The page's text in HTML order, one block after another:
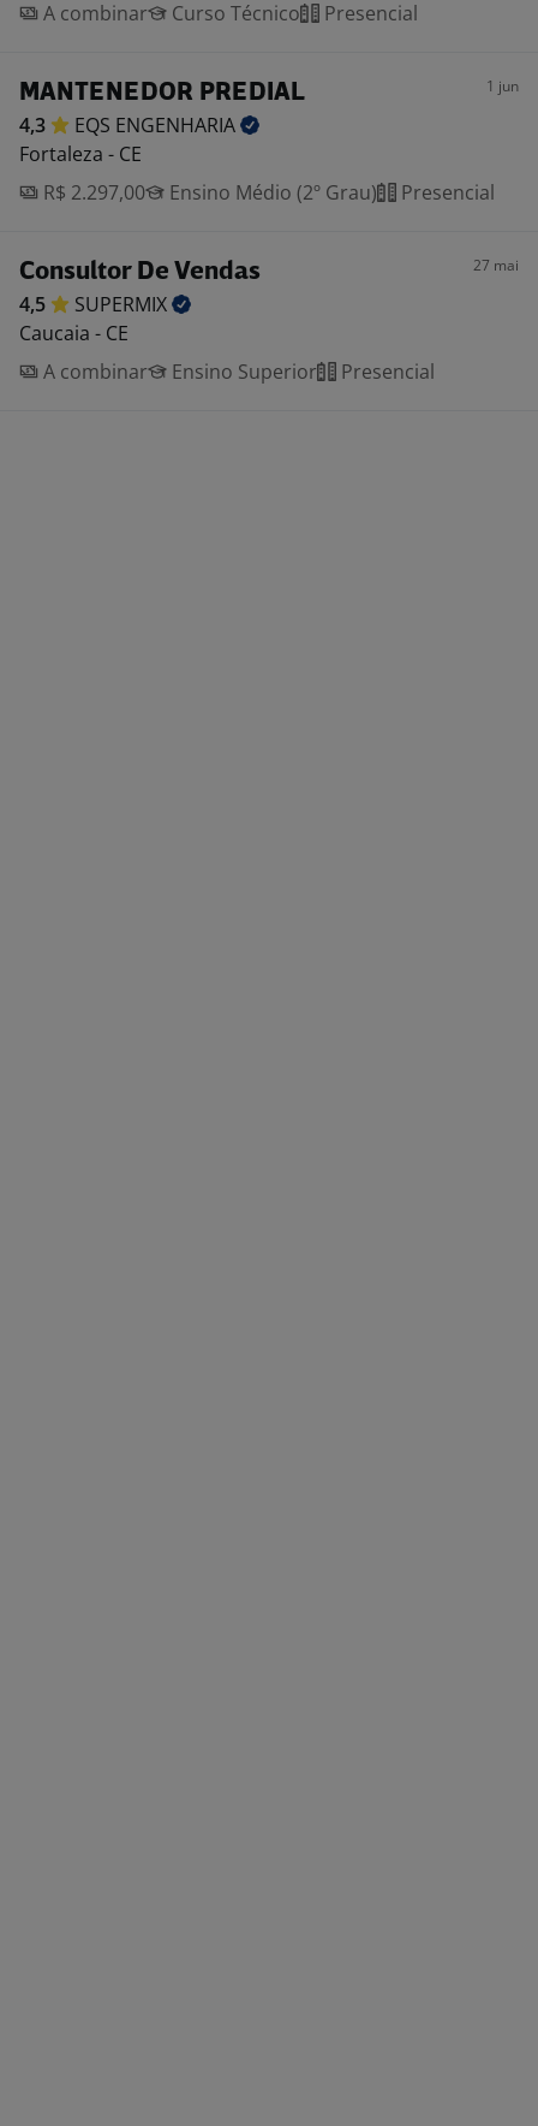
A combinar Curso Técnico Presencial
MANTENEDOR PREDIAL 1 jun
4,3 EQS ENGENHARIA
Fortaleza - CE
R$ 2.297,00
Ensino Médio (2º Grau) Presencial
Consultor De Vendas 27 mai
4,5
SUPERMIX
Caucaia - CE
A combinar
Ensino Superior Presencial